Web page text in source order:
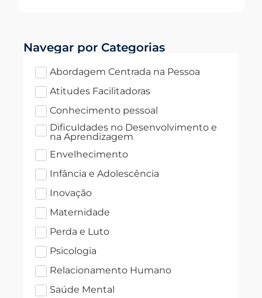
Navegar por Categorias
Abordagem Centrada na Pessoa
Atitudes Facilitadoras
Conhecimento pessoal
Dificuldades no Desenvolvimento e
na Aprendizagem
Envelhecimento
Infância e Adolescência
Inovação
Maternidade
Perda e Luto
Psicologia
Relacionamento Humano
Saúde Mental